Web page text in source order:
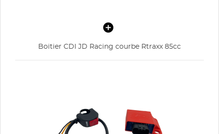
Boitier CDI JD Racing courbe Rtraxx 85cc